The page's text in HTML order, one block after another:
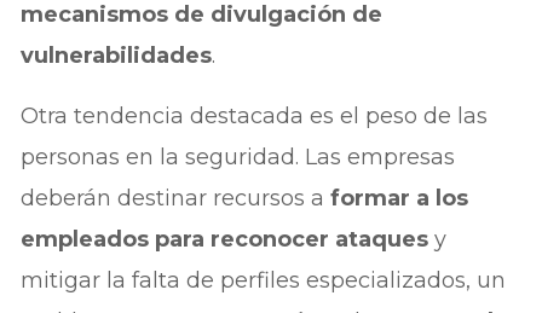
mecanismos de divulgación de
vulnerabilidades.
Otra tendencia destacada es el peso de las
personas en la seguridad. Las empresas
deberán destinar recursos aformar a los
empleados para reconocer ataques y
mitigar la falta de perfiles especializados, un